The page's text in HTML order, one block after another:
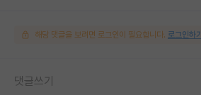
해당 댓글을 보려면 로그인이 필요합니다. 로그인하기
댓글쓰기